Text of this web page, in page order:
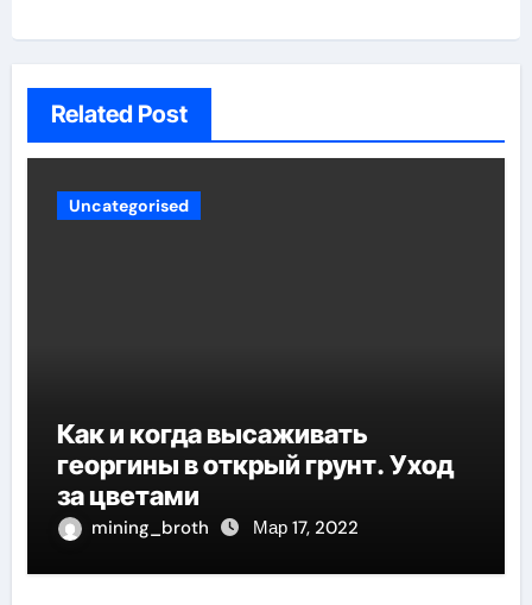
Related Post
Uncategorised
Как и когда высаживать
георгины в открый грунт. Уход
за цветами
mining_broth Мар 17, 2022